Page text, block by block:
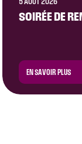
SOIRÉE DE
EN SAVOIR PLUS